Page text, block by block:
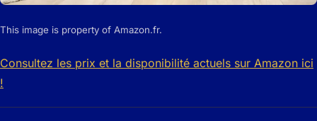
This image is property of Amazon.fr.
Consultez les prix et la disponibilité actuels sur Amazon ici
!